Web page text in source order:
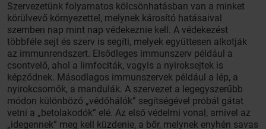
Szervezetünk folyamatos kölcsönhatásban van a minket
körülvevő környezettel, melynek károsító hatásaival
szemben nap mint nap védekeznie kell. A védekezést
többféle sejt és szerv is segíti, melyek együttesen alkotják
az immunrendszert. Elsődleges immunszerv például a
csontvelő, ahol a limfociták, vagyis a nyiroksejtek is
képződnek. Másodlagos immunszervek például a lép, a
nyirokcsomók, a mandulák. A szervezet a legegyszerűbb
módon különböző „védőhálók” segítségével próbál gátat
vetni a „betolakodók” elé. Az első védelmi vonal, amivel az
„idegennek” meg kell küzdenie, a bőr, melynek enyhén savas